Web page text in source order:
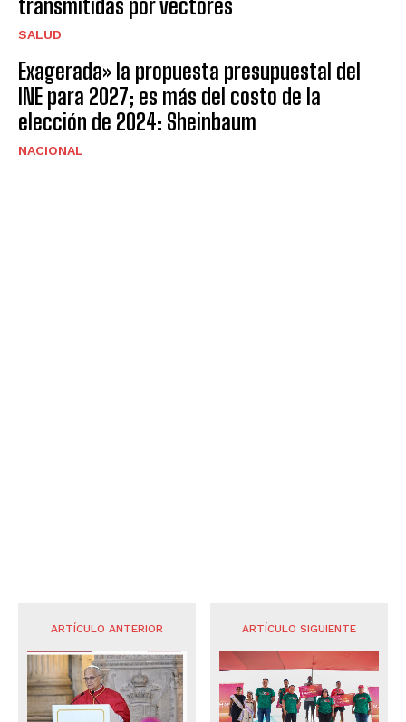
transmitidas por vectores
SALUD
Exagerada» la propuesta presupuestal del
INE para 2027; es más del costo de la
elección de 2024: Sheinbaum
NACIONAL
ARTÍCULO ANTERIOR ARTÍCULO SIGUIENTE